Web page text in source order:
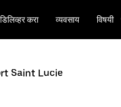
करा व्यवसाय विषयी
Saint Lucie